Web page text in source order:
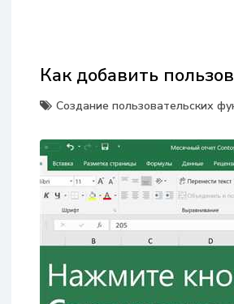
Как добавить
Создание пользовательских